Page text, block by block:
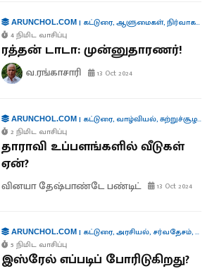
ARUNCHOL.COM| கட்டுரை,ஆளுமைகள்,நிர்வாகம்
4 நிமிட வாசிப்பு
ரத்தன் டாடா: முன்னுதாரணர்!
வ.ரங்காசாரி 13 Oct 2024
ARUNCHOL.COM| கட்டுரை, வாழ்வியல்,சுற்றுச்சூழல்
2 நிமிட வாசிப்பு
தாராவி உப்பளங்களில் வீடுகள்
ஏன்?
வினயா தேஷ்பாண்டே பண்டிட் 13 Oct 2024
ARUNCHOL.COM| கட்டுரை,அரசியல், சர்வதேசம்,
5 நிமிட வாசிப்பு
இஸ்ரேல் எப்படிப் போரிடுகிறது?